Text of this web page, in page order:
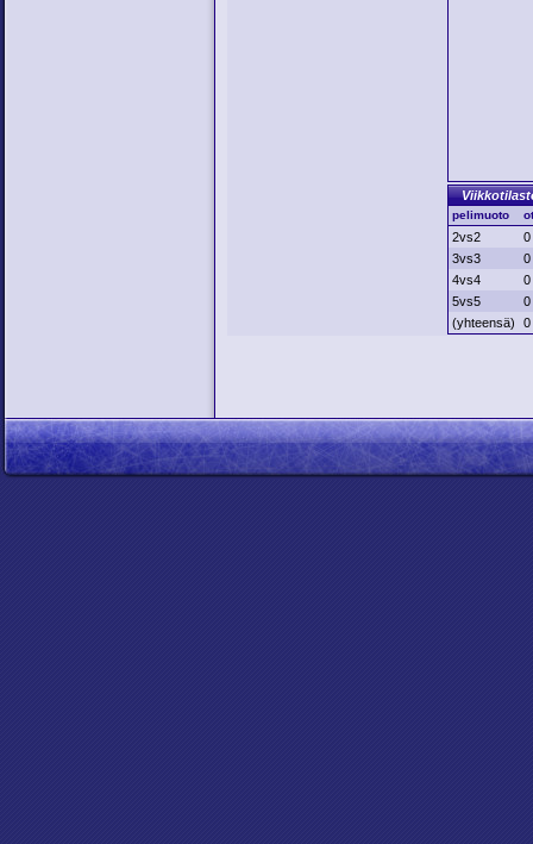
pelimuoto
2vs2
0
3vs3
0
4vs4
0
5vs5
0
(yhteensä)
0